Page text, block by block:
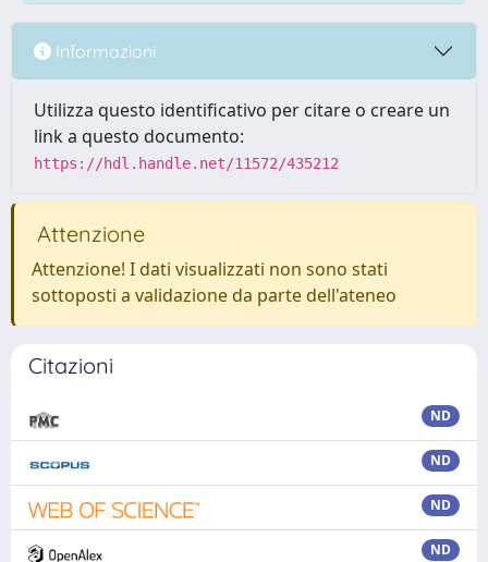
Informazioni
Utilizza questo identificativo per citare o creare un
link a questo documento:
https://hdl.handle.net/11572/435212
Attenzione
Attenzione! I dati visualizzati non sono stati
sottoposti a validazione da parte dell'ateneo
Citazioni
ND
ND
ND
ND